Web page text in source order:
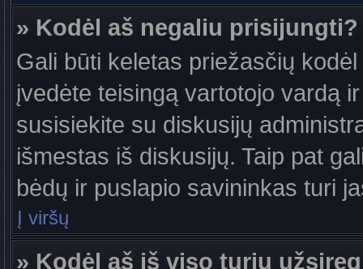
» Kodėl aš negaliu prisijungti?
Gali būti keletas priežasčių
įvedėte teisingą vartotojo vardą
susisiekite su diskusijų
išmestas iš diskusijų. Taip pat
bėdų ir puslapio savininkas turi
Į viršų
» Kodėl aš iš viso turiu